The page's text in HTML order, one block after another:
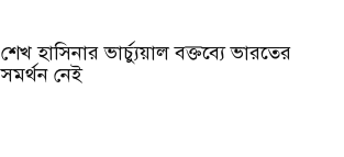
শেখ হাসিনার ভার্চ্যুয়াল বক্তব্যে ভারতের
সমর্থন নেই